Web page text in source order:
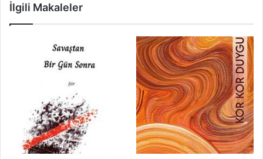
İlgili Makaleler